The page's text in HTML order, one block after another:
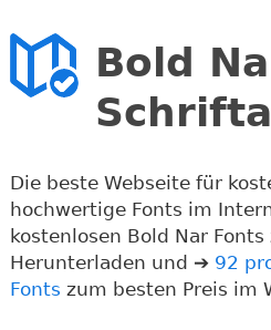
Bold
Die beste Webseite für
hochwertige Fonts im
kostenlosen Bold Nar
Herunterladen und ➔ 92
Fonts zum besten Preis im